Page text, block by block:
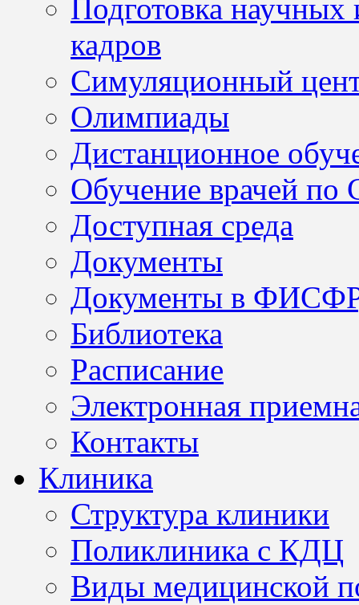
Подготовка научных
кадров
Симуляционный
Олимпиады
Дистанционное
Обучение врачей по
Доступная среда
Документы
Документы в
Библиотека
Расписание
Электронная
Контакты
Клиника
Структура клиники
Поликлиника с КДЦ
Виды медицинской